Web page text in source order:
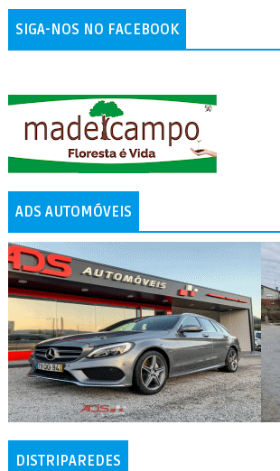
SIGA-NOS NO FACEBOOK
ADS AUTOMÓVEIS
DISTRIPAREDES